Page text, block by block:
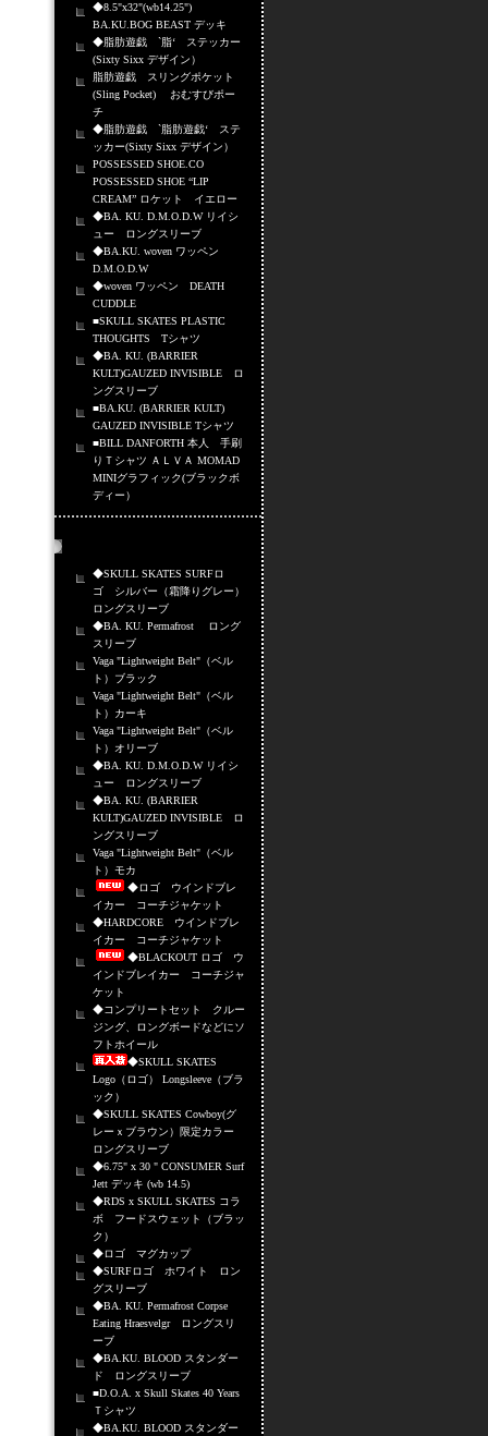
◆8.5"x32"(wb14.25")
BA.KU.BOG BEAST デッキ
◆脂肪遊戯 `脂‘ ステッカー
(Sixty Sixx デザイン）
脂肪遊戯 スリングポケット
(Sling Pocket) おむすびポー
チ
◆脂肪遊戯 `脂肪遊戯‘ ステ
ッカー(Sixty Sixx デザイン）
POSSESSED SHOE.CO
POSSESSED SHOE “LIP
CREAM” ロケット イエロー
◆BA. KU. D.M.O.D.W リイシ
ュー ロングスリーブ
◆BA.KU. woven ワッペン
D.M.O.D.W
◆woven ワッペン DEATH
CUDDLE
■SKULL SKATES PLASTIC
THOUGHTS Tシャツ
◆BA. KU. (BARRIER
KULT)GAUZED INVISIBLE ロ
ングスリーブ
■BA.KU. (BARRIER KULT)
GAUZED INVISIBLE Tシャツ
■BILL DANFORTH 本人 手刷
りＴシャツ ＡＬＶＡ MOMAD
MINIグラフィック(ブラックボ
ディー）
◆SKULL SKATES SURFロ
ゴ シルバー（霜降りグレー）
ロングスリーブ
◆BA. KU. Permafrost ロング
スリーブ
Vaga "Lightweight Belt"（ベル
ト）ブラック
Vaga "Lightweight Belt"（ベル
ト）カーキ
Vaga "Lightweight Belt"（ベル
ト）オリーブ
◆BA. KU. D.M.O.D.W リイシ
ュー ロングスリーブ
◆BA. KU. (BARRIER
KULT)GAUZED INVISIBLE ロ
ングスリーブ
Vaga "Lightweight Belt"（ベル
ト）モカ
◆ロゴ ウインドブレ
イカー コーチジャケット
◆HARDCORE ウインドブレ
イカー コーチジャケット
◆BLACKOUT ロゴ ウ
インドブレイカー コーチジャ
ケット
◆コンプリートセット クルー
ジング、ロングボードなどにソ
フトホイール
◆SKULL SKATES
Logo（ロゴ） Longsleeve（ブラ
ック）
◆SKULL SKATES Cowboy(グ
レーｘブラウン）限定カラー
ロングスリーブ
◆6.75" x 30 " CONSUMER Surf
Jett デッキ (wb 14.5)
◆RDS x SKULL SKATES コラ
ボ フードスウェット（ブラッ
ク）
◆ロゴ マグカップ
◆SURFロゴ ホワイト ロン
グスリーブ
◆BA. KU. Permafrost Corpse
Eating Hraesvelgr ロングスリ
ーブ
◆BA.KU. BLOOD スタンダー
ド ロングスリーブ
■D.O.A. x Skull Skates 40 Years
Ｔシャツ
◆BA.KU. BLOOD スタンダー